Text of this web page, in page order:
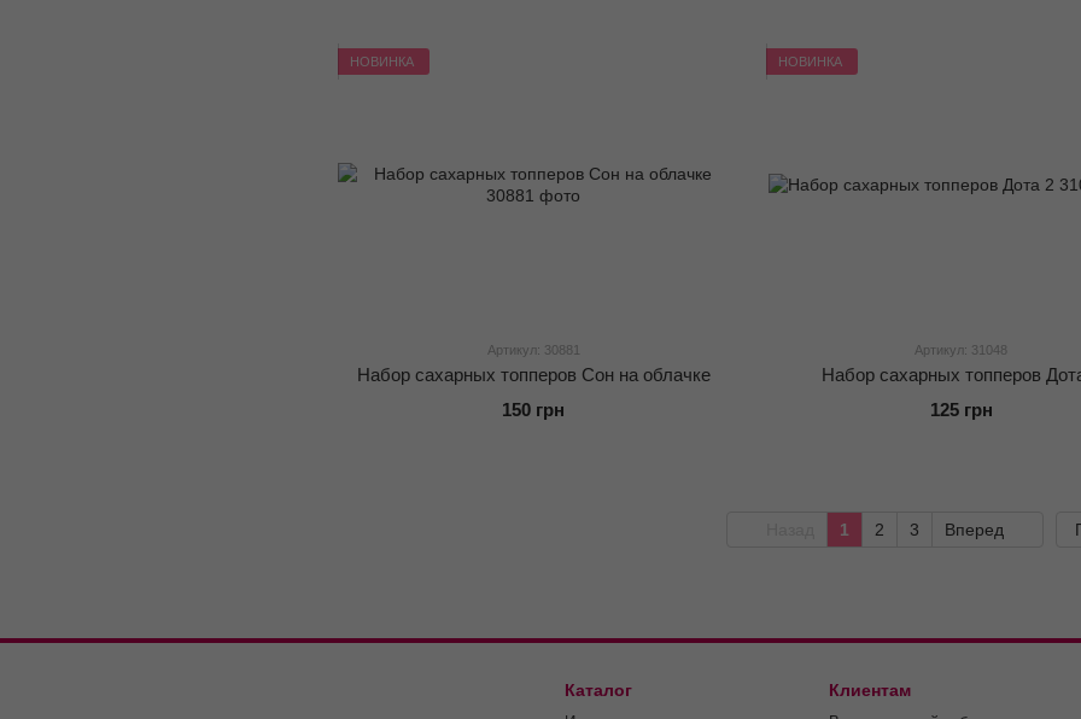
НОВИНКА
Артикул: 30881
Набор сахарных топперов Сон на облачке
150 грн
НОВИНКА
Артикул: 31048
Набор сахарных топперов
125 грн
1 2 3 Вперед
Каталог Клиентам